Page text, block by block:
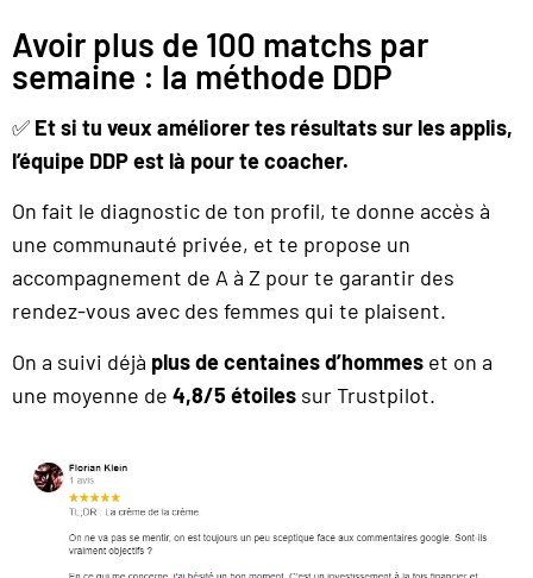
Avoir plus de 100 matchs par
semaine : la méthode DDP
✅ Et si tu veux améliorer tes résultats sur les applis,
l’équipe DDP est là pour te coacher.
On fait le diagnostic de ton profil, te donne accès à
une communauté privée, et te propose un
accompagnement de A à Z pour te garantir des
rendez-vous avec des femmes qui te plaisent.
On a suivi déjà plus de centaines d’hommes et on a
une moyenne de 4,8/5 étoiles sur Trustpilot.